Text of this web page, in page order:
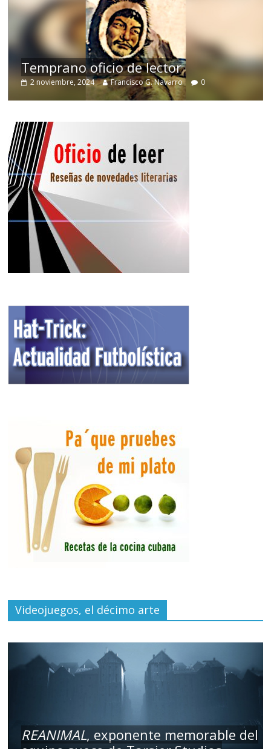
Temprano oficio de lector
2 noviembre, 2024 Francisco G. Navarro 0
Videojuegos, el décimo arte
REANIMAL, exponente memorable del